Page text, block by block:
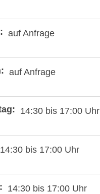
auf Anfrage
auf Anfrage
14:30 bis 17:00 Uhr
14:30 bis 17:00 Uhr
14:30 bis 17:00 Uhr